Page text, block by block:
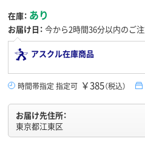
在庫： あり
お届け日： 今から2時間36分以内のご注
アスクル在庫商品
時間帯指定 指定可 ￥385（税込）
お届け先住所：
東京都江東区